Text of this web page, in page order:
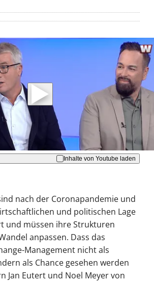
dieses Videos werden
an Youtube übertragen.
erhalten Sie in der Datenschutzerklärung.
Akzeptieren
Inhalte von Youtube laden
nach der Coronapandemie und
und politischen Lage
und müssen ihre Strukturen
anpassen. Dass das
Management nicht als
als Chance gesehen werden
Jan Eutert und Noel Meyer von